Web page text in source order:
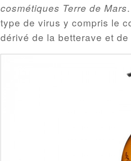
cosmétiques Terre de Mars
type de virus y compris le
dérivé de la betterave et